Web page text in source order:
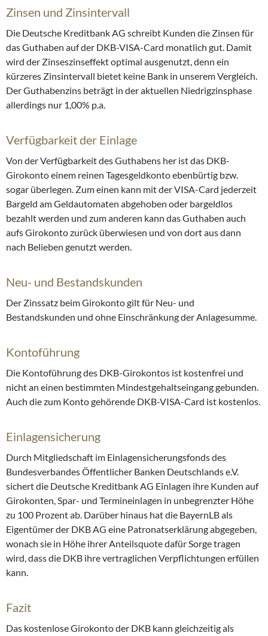
Zinsen und Zinsintervall
Die Deutsche Kreditbank AG schreibt Kunden die Zinsen für
das Guthaben auf der DKB-VISA-Card monatlich gut. Damit
wird der Zinseszinseffekt optimal ausgenutzt, denn ein
kürzeres Zinsintervall bietet keine Bank in unserem Vergleich.
Der Guthabenzins beträgt in der aktuellen Niedrigzinsphase
allerdings nur 1,00% p.a.
Verfügbarkeit der Einlage
Von der Verfügbarkeit des Guthabens her ist das DKB-
Girokonto einem reinen Tagesgeldkonto ebenbürtig bzw.
sogar überlegen. Zum einen kann mit der VISA-Card jederzeit
Bargeld am Geldautomaten abgehoben oder bargeldlos
bezahlt werden und zum anderen kann das Guthaben auch
aufs Girokonto zurück überwiesen und von dort aus dann
nach Belieben genutzt werden.
Neu- und Bestandskunden
Der Zinssatz beim Girokonto gilt für Neu- und
Bestandskunden und ohne Einschränkung der Anlagesumme.
Kontoführung
Die Kontoführung des DKB-Girokontos ist kostenfrei und
nicht an einen bestimmten Mindestgehaltseingang gebunden.
Auch die zum Konto gehörende DKB-VISA-Card ist kostenlos.
Einlagensicherung
Durch Mitgliedschaft im Einlagensicherungsfonds des
Bundesverbandes Öffentlicher Banken Deutschlands e.V.
sichert die Deutsche Kreditbank AG Einlagen ihre Kunden auf
Girokonten, Spar- und Termineinlagen in unbegrenzter Höhe
zu 100 Prozent ab. Darüber hinaus hat die BayernLB als
Eigentümer der DKB AG eine Patronatserklärung abgegeben,
wonach sie in Höhe ihrer Anteilsquote dafür Sorge tragen
wird, dass die DKB ihre vertraglichen Verpflichtungen erfüllen
kann.
Fazit
Das kostenlose Girokonto der DKB kann gleichzeitig als